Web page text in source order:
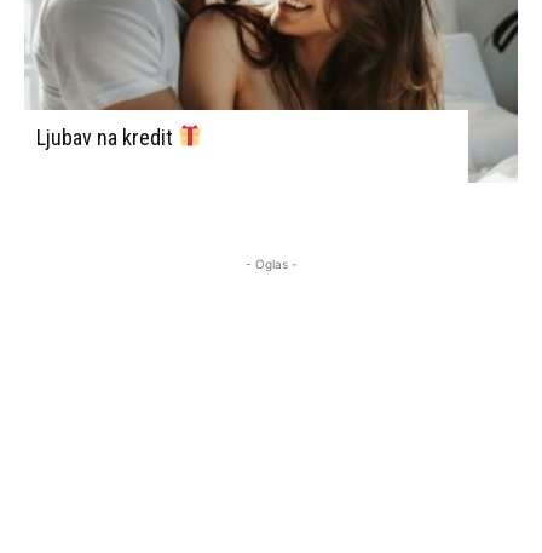
Ljubav na kredit
- Oglas -